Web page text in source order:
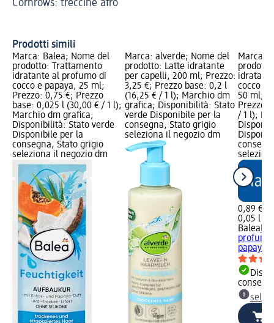
Cornrows: treccine afro
Prodotti simili
Marca: Balea; Nome del
prodotto: Trattamento
idratante al profumo di
cocco e papaya, 25 ml;
Prezzo: 0,75 €; Prezzo
base: 0,025 l (30,00 € / 1 l);
Marchio dm grafica;
Disponibilità: Stato verde
Disponibile per la
consegna, Stato grigio
seleziona il negozio dm
Marca: alverde; Nome del
prodotto: Latte idratante
per capelli, 200 ml; Prezzo:
3,25 €; Prezzo base: 0,2 l
(16,25 € / 1 l); Marchio dm
grafica; Disponibilità: Stato
verde Disponibile per la
consegna, Stato grigio
seleziona il negozio dm
Marca:
cocco e
50 ml;
Prezzo
/ 1 l);
0,89 €
0,05 l
Balea
profumo